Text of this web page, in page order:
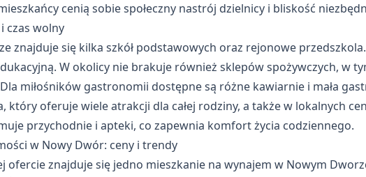
cenią sobie społeczny nastrój dzielnicy i bliskość
czas wolny
znajduje się kilka szkół podstawowych oraz rejonowe
W okolicy nie brakuje również sklepów spożywczych, w
miłośników gastronomii dostępne są różne kawiarnie i mała
który oferuje wiele atrakcji dla całej rodziny, a także w lokalnych
przychodnie i apteki, co zapewnia komfort życia codziennego.
w Nowy Dwór: ceny i trendy
ofercie znajduje się jedno mieszkanie na wynajem w Nowym